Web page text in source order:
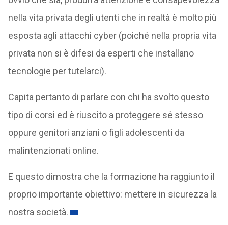
nella vita privata degli utenti che in realtà è molto più
esposta agli attacchi cyber (poiché nella propria vita
privata non si è difesi da esperti che installano
tecnologie per tutelarci).
Capita pertanto di parlare con chi ha svolto questo
tipo di corsi ed è riuscito a proteggere sé stesso
oppure genitori anziani o figli adolescenti da
malintenzionati online.
E questo dimostra che la formazione ha raggiunto il
proprio importante obiettivo: mettere in sicurezza la
nostra società.